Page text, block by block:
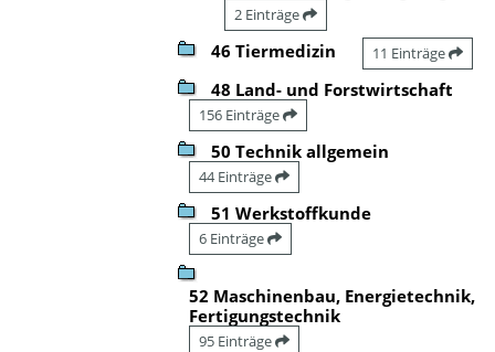
2 Einträge
46 Tiermedizin 11 Einträge
48 Land- und Forstwirtschaft
156 Einträge
50 Technik allgemein
44 Einträge
51 Werkstoffkunde
6 Einträge
52 Maschinenbau, Energietechnik,
Fertigungstechnik
95 Einträge